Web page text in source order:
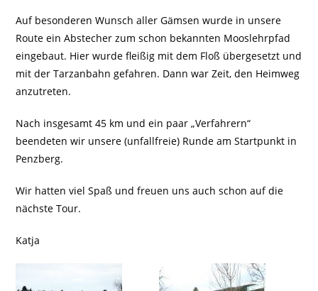
Auf besonderen Wunsch aller Gämsen wurde in unsere
Route ein Abstecher zum schon bekannten Mooslehrpfad
eingebaut. Hier wurde fleißig mit dem Floß übergesetzt und
mit der Tarzanbahn gefahren. Dann war Zeit, den Heimweg
anzutreten.
Nach insgesamt 45 km und ein paar „Verfahrern“
beendeten wir unsere (unfallfreie) Runde am Startpunkt in
Penzberg.
Wir hatten viel Spaß und freuen uns auch schon auf die
nächste Tour.
Katja